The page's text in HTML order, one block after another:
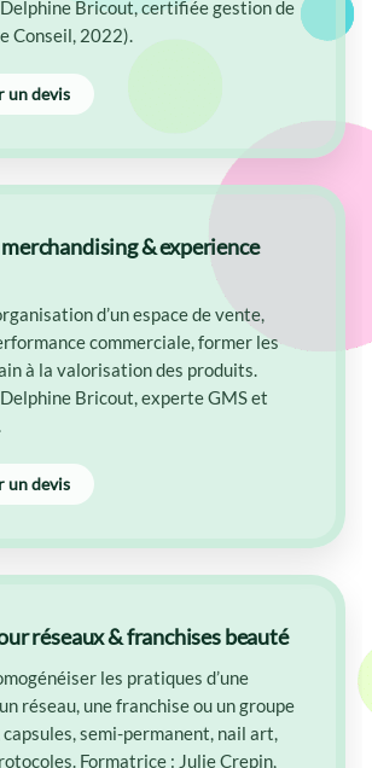
Bricout, certifiée gestion de
Conseil, 2022).
un devis
& experience
d’un espace de vente,
commerciale, former les
à la valorisation des produits.
Bricout, experte GMS et
un devis
réseaux & franchises beauté
les pratiques d’une
réseau, une franchise ou un groupe
capsules, semi-permanent, nail art,
Formatrice : Julie Crepin,